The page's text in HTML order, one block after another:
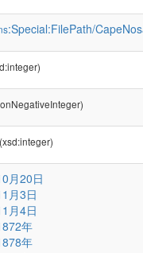
:Special:FilePath/
(xsd:integer)
月20日
月3日
月4日
年
年